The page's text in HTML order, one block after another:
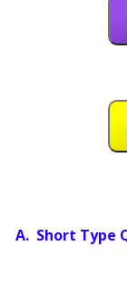
A. Short Type